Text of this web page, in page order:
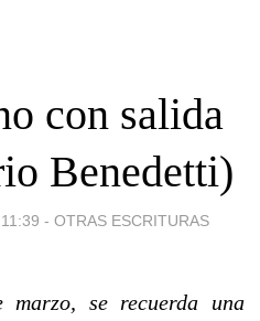
con salida
Benedetti)
- OTRAS ESCRITURAS
se recuerda una